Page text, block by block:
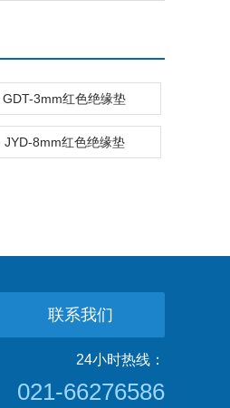
GDT-3mm红色绝缘垫
JYD-8mm红色绝缘垫
联系我们
24小时热线：
021-66276586